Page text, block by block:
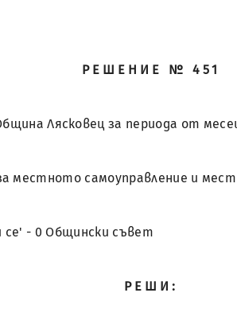
РЕШЕНИЕ № 451
Лясковец за периода от
за местното самоуправление и
се' - 0 Общински съвет
РЕШИ: